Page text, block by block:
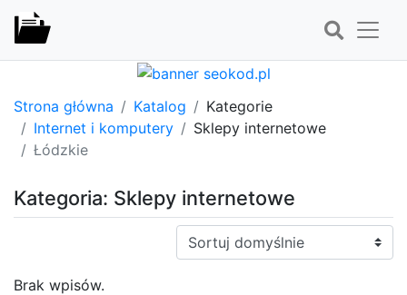
Strona główna Katalog
Kategorie
Internet i komputery
Sklepy internetowe
Łódzkie
Kategoria: Sklepy internetowe
Sortuj:
Brak wpisów.